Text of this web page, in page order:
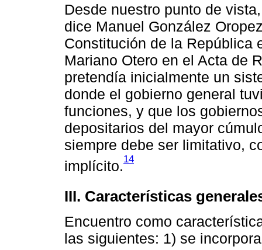
Desde nuestro punto de
dice Manuel González
Constitución de la República
Mariano Otero en el Acta de
pretendía inicialmente un
donde el gobierno general
funciones, y que los
depositarios del mayor
siempre debe ser limitativo,
implícito.14
III. Características
Encuentro como
las siguientes: 1) se